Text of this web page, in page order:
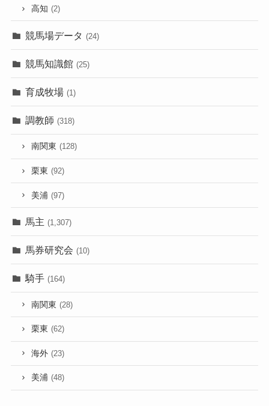
高知 (2)
競馬場データ (24)
競馬知識館 (25)
育成牧場 (1)
調教師 (318)
南関東 (128)
栗東 (92)
美浦 (97)
馬主 (1,307)
馬券研究会 (10)
騎手 (164)
南関東 (28)
栗東 (62)
海外 (23)
美浦 (48)